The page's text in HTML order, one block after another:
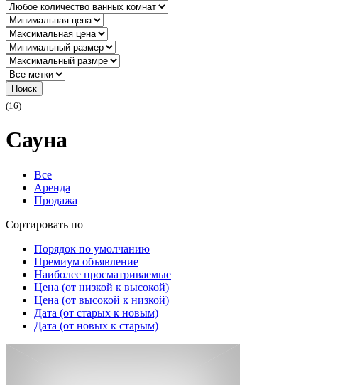
Поиск
(16)
Сауна
Все
Аренда
Продажа
Сортировать по
Порядок по умолчанию
Премиум объявление
Наиболее просматриваемые
Цена (от низкой к высокой)
Цена (от высокой к низкой)
Дата (от старых к новым)
Дата (от новых к старым)